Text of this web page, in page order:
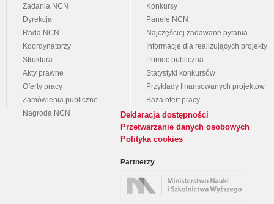
Zadania NCN
Dyrekcja
Rada NCN
Koordynatorzy
Struktura
Akty prawne
Oferty pracy
Zamówienia publiczne
Nagroda NCN
Konkursy
Panele NCN
Najczęściej zadawane pytania
Informacje dla realizujących projekty
Pomoc publiczna
Statystyki konkursów
Przykłady finansowanych projektów
Baza ofert pracy
Deklaracja dostępności
Przetwarzanie danych osobowych
Polityka cookies
Partnerzy